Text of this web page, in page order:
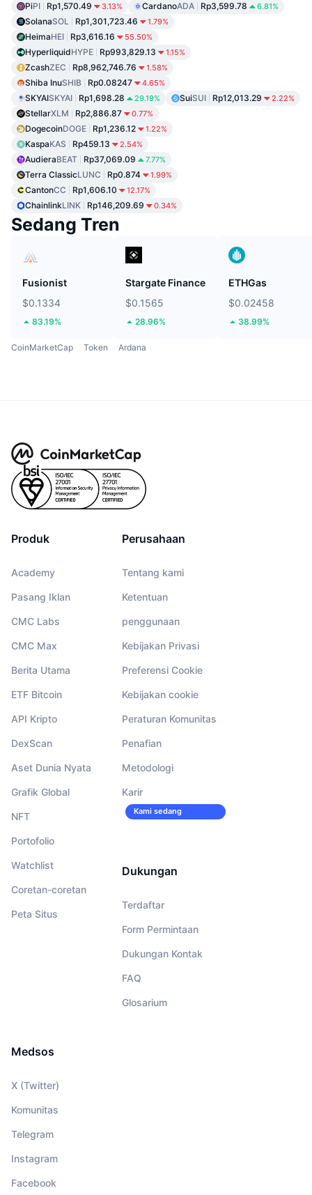
PiPI Rp1,570.49 3.13% CardanoADA Rp3,599.78 6.81%
SolanaSOL Rp1,301,723.46 1.79%
HeimaHEI Rp3,616.16 55.50%
HyperliquidHYPE Rp993,829.13 1.15%
ZcashZEC Rp8,962,746.76 1.58%
Shiba InuSHIB Rp0.08247 4.65%
SKYAISKYAI Rp1,698.28 29.19% SuiSUI Rp12,013.29 2.22%
StellarXLM Rp2,886.87 0.77%
DogecoinDOGE Rp1,236.12 1.22%
KaspaKAS Rp459.13 2.54%
AudieraBEAT Rp37,069.09 7.77%
Terra ClassicLUNC Rp0.874 1.99%
CantonCC Rp1,606.10 12.17%
ChainlinkLINK Rp146,209.69 0.34%
Sedang Tren
Fusionist
$0.1334
83.19%
Stargate Finance
$0.1565
28.96%
ETHGas
$0.02458
38.99%
CoinMarketCap Token Ardana
Produk
Academy
Pasang Iklan
CMC Labs
CMC Max
Berita Utama
ETF Bitcoin
API Kripto
DexScan
Aset Dunia Nyata
Grafik Global
NFT
Portofolio
Watchlist
Coretan-coretan
Peta Situs
Perusahaan
Tentang kami
Ketentuan
penggunaan
Kebijakan Privasi
Preferensi Cookie
Kebijakan cookie
Peraturan Komunitas
Penafian
Metodologi
Karir
Kami sedang
Dukungan
Terdaftar
Form Permintaan
Dukungan Kontak
FAQ
Glosarium
Medsos
X (Twitter)
Komunitas
Telegram
Instagram
Facebook